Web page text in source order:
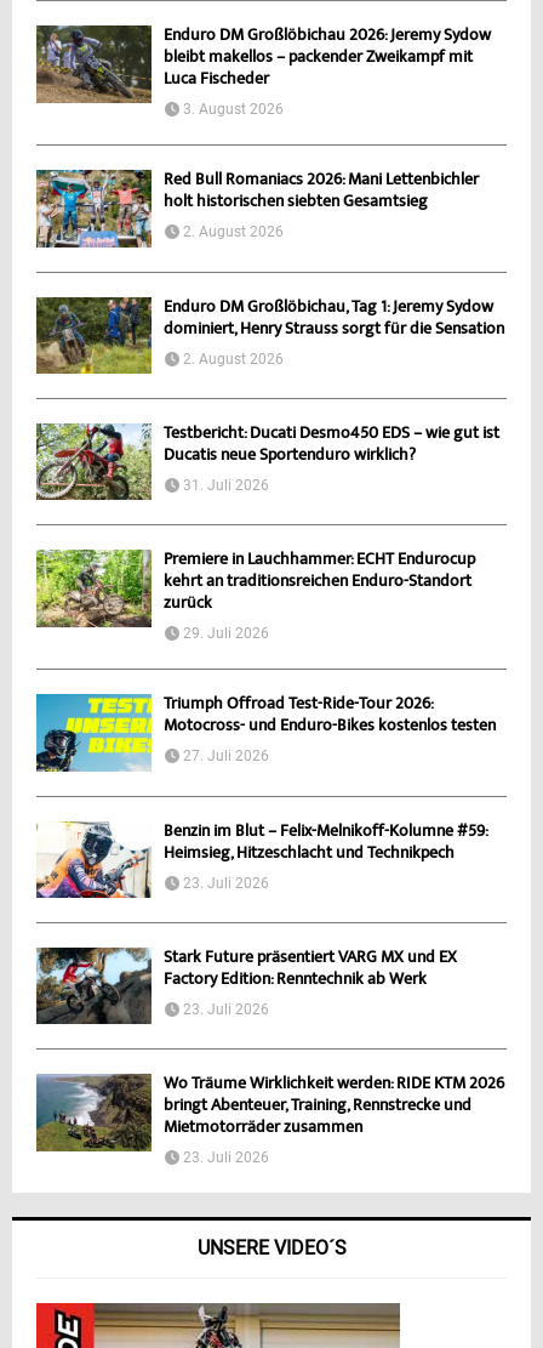
Enduro DM Großlöbichau 2026: Jeremy Sydow
bleibt makellos – packender Zweikampf mit
Luca Fischeder
3. August 2026
Red Bull Romaniacs 2026: Mani Lettenbichler
holt historischen siebten Gesamtsieg
2. August 2026
Enduro DM Großlöbichau, Tag 1: Jeremy Sydow
dominiert, Henry Strauss sorgt für die Sensation
2. August 2026
Testbericht: Ducati Desmo450 EDS – wie gut ist
Ducatis neue Sportenduro wirklich?
31. Juli 2026
Premiere in Lauchhammer: ECHT Endurocup
kehrt an traditionsreichen Enduro-Standort
zurück
29. Juli 2026
Triumph Offroad Test-Ride-Tour 2026:
Motocross- und Enduro-Bikes kostenlos testen
27. Juli 2026
Benzin im Blut – Felix-Melnikoff-Kolumne #59:
Heimsieg, Hitzeschlacht und Technikpech
23. Juli 2026
Stark Future präsentiert VARG MX und EX
Factory Edition: Renntechnik ab Werk
23. Juli 2026
Wo Träume Wirklichkeit werden: RIDE KTM 2026
bringt Abenteuer, Training, Rennstrecke und
Mietmotorräder zusammen
23. Juli 2026
UNSERE VIDEO´S